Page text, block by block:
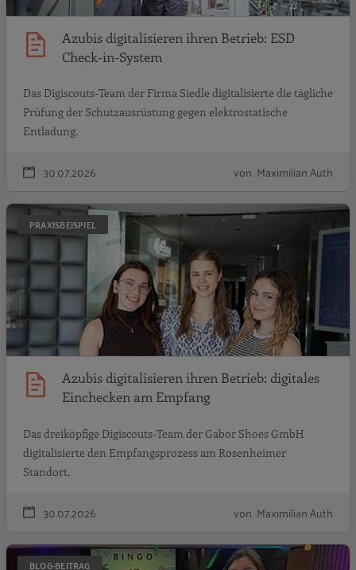
Azubis digitalisieren ihren Betrieb: ESD
Check-in-System
Das Digiscouts-Team der Firma Siedle digitalisierte die tägliche
Prüfung der Schutzausrüstung gegen elektrostatische
Entladung.
30.07.2026 von Maximilian Auth
PRAXISBEISPIEL
Azubis digitalisieren ihren Betrieb: digitales
Einchecken am Empfang
Das dreiköpfige Digiscouts-Team der Gabor Shoes GmbH
digitalisierte den Empfangsprozess am Rosenheimer
Standort.
30.07.2026 von Maximilian Auth
BLOG-BEITRAG